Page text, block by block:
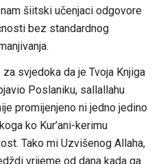
šiitski učenjaci odgovore
bez standardnog
svjedoka da je Tvoja Knjiga
Poslaniku, sallallahu
promijenjeno ni jedno jedino
ko Kur’ani-kerimu
Tako mi Uzvišenog Allaha,
vrijeme od dana kada ga